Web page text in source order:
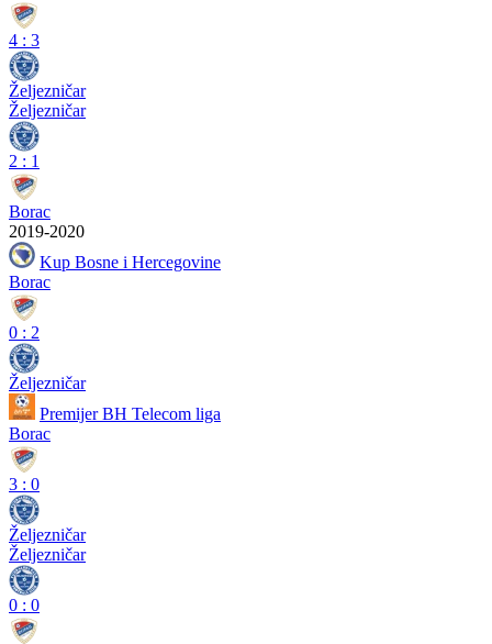
4 : 3
Željezničar
Željezničar
2 : 1
Borac
2019-2020
Kup Bosne i Hercegovine
Borac
0 : 2
Željezničar
Premijer BH Telecom liga
Borac
3 : 0
Željezničar
Željezničar
0 : 0